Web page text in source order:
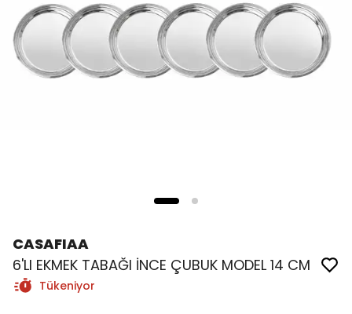
CASAFIAA
6'LI EKMEK TABAĞI İNCE ÇUBUK MODEL 14 CM
Tükeniyor